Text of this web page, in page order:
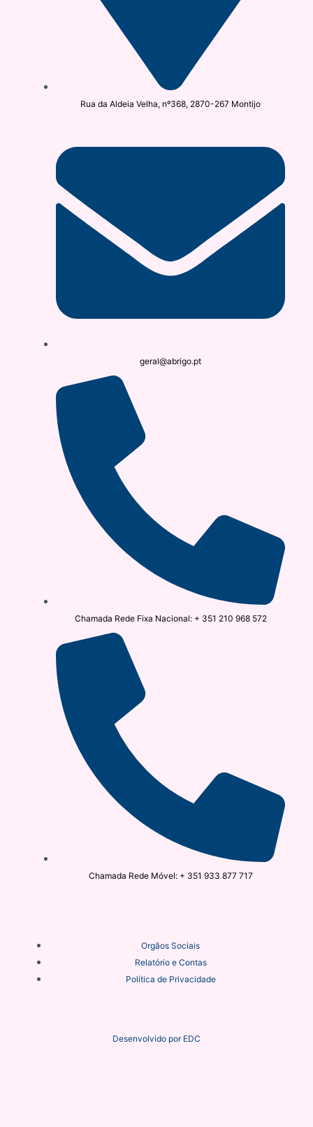
Rua da Aldeia Velha, nº368, 2870-267 Montijo
geral@abrigo.pt
Chamada Rede Fixa Nacional: + 351 210 968 572
Chamada Rede Móvel: + 351 933 877 717
Orgãos Sociais
Relatório e Contas
Política de Privacidade
Desenvolvido por EDC